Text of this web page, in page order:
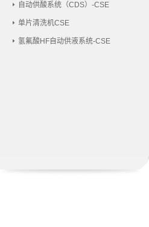
自动供酸系统（CDS）-CSE
单片清洗机CSE
氢氟酸HF自动供液系统-CSE